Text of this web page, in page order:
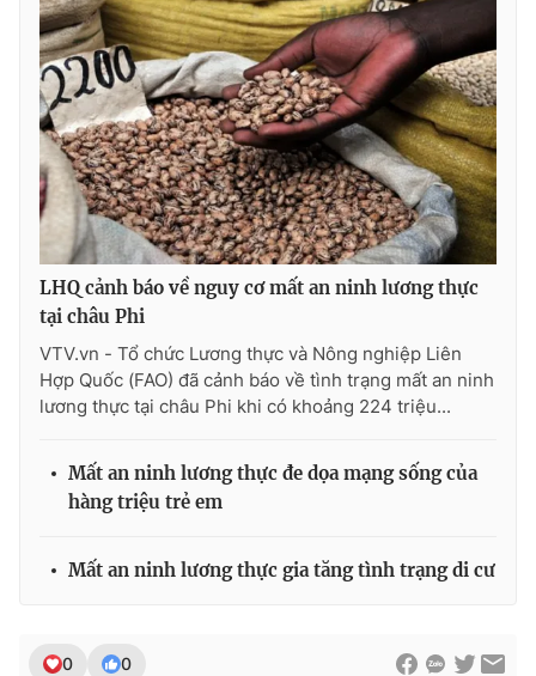
LHQ cảnh báo về nguy cơ mất an ninh lương thực
tại châu Phi
VTV.vn - Tổ chức Lương thực và Nông nghiệp Liên
Hợp Quốc (FAO) đã cảnh báo về tình trạng mất an ninh
lương thực tại châu Phi khi có khoảng 224 triệu...
Mất an ninh lương thực đe dọa mạng sống của
hàng triệu trẻ em
Mất an ninh lương thực gia tăng tình trạng di cư
0 0